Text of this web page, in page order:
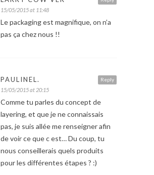
15/05/2015 at 11:48
Le packaging est magnifique, on n’a
pas ça chez nous !!
Reply
PAULINEL.
15/05/2015 at 20:15
Comme tu parles du concept de
layering, et que je ne connaissais
pas, je suis allée me renseigner afin
de voir ce que c est… Du coup, tu
nous conseillerais quels produits
pour les différentes étapes ? :)